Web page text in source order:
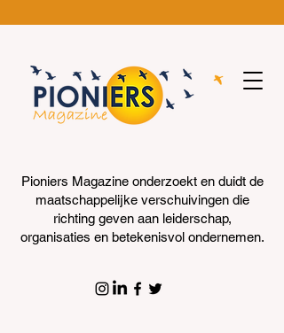
Pioniers Magazine onderzoekt en duidt de
maatschappelijke verschuivingen die
richting geven aan leiderschap,
organisaties en betekenisvol ondernemen.